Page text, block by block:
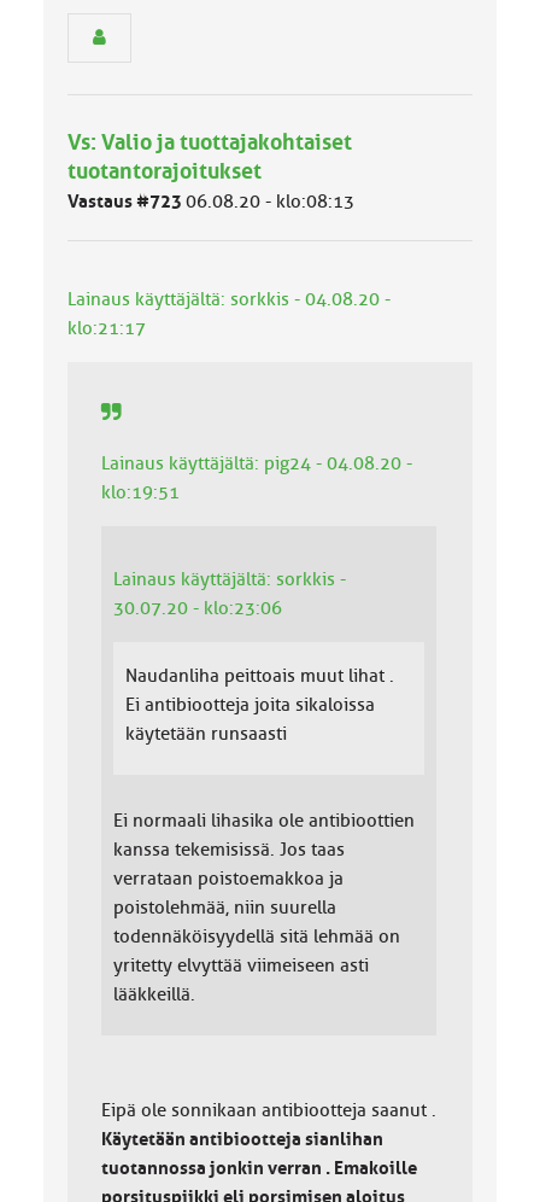
m
ä
u
a
:
Vs: Valio ja tuottajakohtaiset
tuotantorajoitukset
Vastaus #723 06.08.20 - klo:08:13
Lainaus käyttäjältä: sorkkis - 04.08.20 -
klo:21:17
Lainaus käyttäjältä: pig24 - 04.08.20 -
klo:19:51
Lainaus käyttäjältä: sorkkis -
30.07.20 - klo:23:06
Naudanliha peittoais muut lihat .
Ei antibiootteja joita sikaloissa
käytetään runsaasti
Ei normaali lihasika ole antibioottien
kanssa tekemisissä. Jos taas
verrataan poistoemakkoa ja
poistolehmää, niin suurella
todennäköisyydellä sitä lehmää on
yritetty elvyttää viimeiseen asti
lääkkeillä.
Eipä ole sonnikaan antibiootteja saanut .
Käytetään antibiootteja sianlihan
tuotannossa jonkin verran . Emakoille
porsituspiikki eli porsimisen aloitus